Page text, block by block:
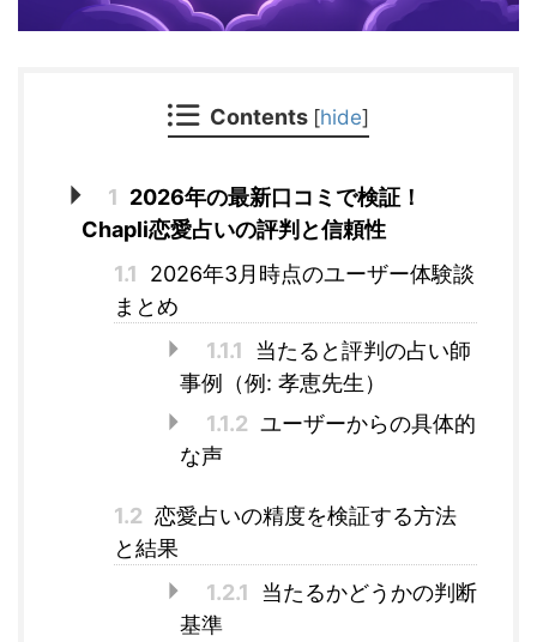
Contents [hide]
1 2026年の最新口コミで検証！
Chapli恋愛占いの評判と信頼性
1.1
2026年3月時点のユーザー体験談
まとめ
1.1.1
当たると評判の占い師
事例（例: 孝恵先生）
1.1.2 ユーザーからの具体的
な声
1.2 恋愛占いの精度を検証する方法
と結果
1.2.1
当たるかどうかの判断
基準